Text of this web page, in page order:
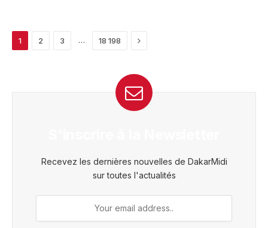
1 2 3 … 18 198 Next
Recevez les dernières nouvelles de DakarMidi
sur toutes l'actualités